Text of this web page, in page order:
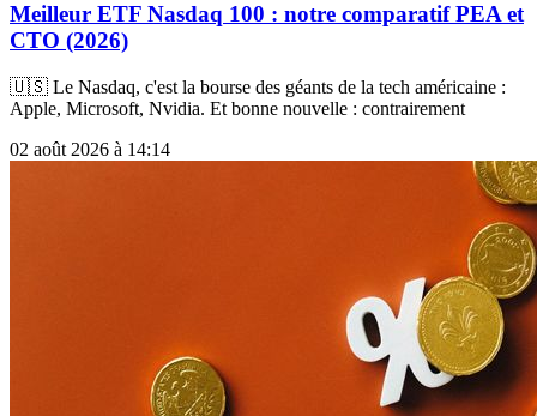
Meilleur ETF Nasdaq 100 : notre comparatif PEA et
CTO (2026)
🇺🇸 Le Nasdaq, c'est la bourse des géants de la tech américaine :
Apple, Microsoft, Nvidia. Et bonne nouvelle : contrairement
02 août 2026 à 14:14